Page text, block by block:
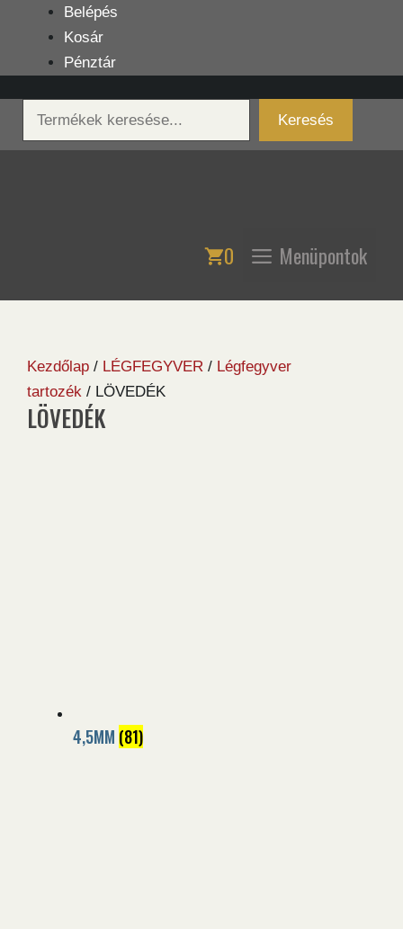
tartalomba
Belépés
Kosár
Pénztár
Keresés
Keresés
0 Menüpontok
Kezdőlap / LÉGFEGYVER / Légfegyver
tartozék / LÖVEDÉK
LÖVEDÉK
4,5MM (81)